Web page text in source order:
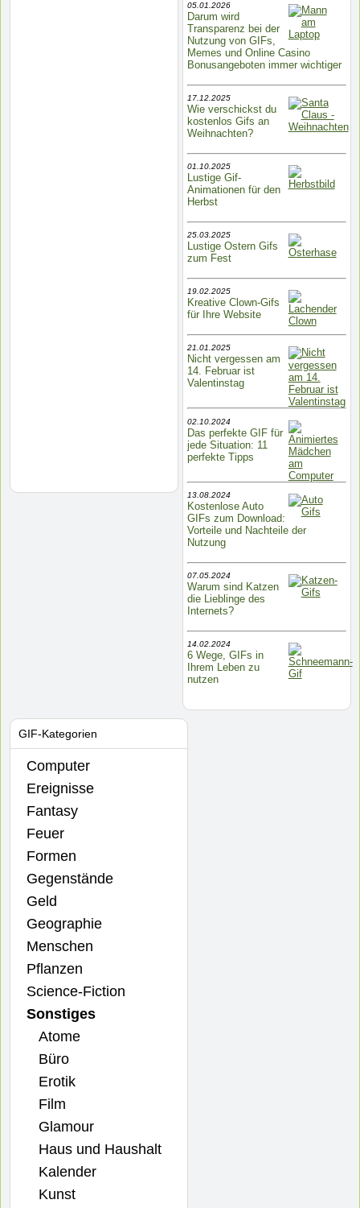
GIF-Kategorien
Computer
Ereignisse
Fantasy
Feuer
Formen
Gegenstände
Geld
Geographie
Menschen
Pflanzen
Science-Fiction
Sonstiges
Atome
Büro
Erotik
Film
Glamour
Haus und Haushalt
Kalender
Kunst
05.01.2026
Darum wird
Transparenz bei der
Nutzung von GIFs,
Memes und Online Casino
Bonusangeboten immer wichtiger
17.12.2025
Wie verschickst du
kostenlos Gifs an
Weihnachten?
01.10.2025
Lustige Gif-
Animationen für den
Herbst
25.03.2025
Lustige Ostern Gifs
zum Fest
19.02.2025
Kreative Clown-Gifs
für Ihre Website
21.01.2025
Nicht vergessen am
14. Februar ist
Valentinstag
02.10.2024
Das perfekte GIF für
jede Situation: 11
perfekte Tipps
13.08.2024
Kostenlose Auto
GIFs zum Download:
Vorteile und Nachteile der
Nutzung
07.05.2024
Warum sind Katzen
die Lieblinge des
Internets?
14.02.2024
6 Wege, GIFs in
Ihrem Leben zu
nutzen